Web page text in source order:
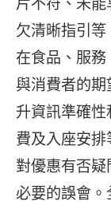
欠清晰指引
在食品、服
與消費者的
升資訊準確
費及入座安
對優惠有否
必要的誤會